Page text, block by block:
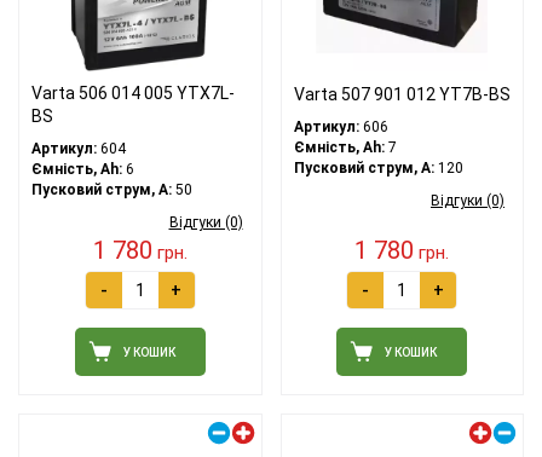
Varta 506 014 005 YTX7L-
BS
Артикул: 604
Ємність, Ah: 6
Пусковий струм, A: 50
Відгуки (0)
1 780 грн.
- +
У КОШИК
Varta 507 901 012 YT7B-BS
Артикул:606
Ємність, Ah:7
Пусковий струм, A:120
Відгуки (0)
1 780 грн.
- +
У КОШИК